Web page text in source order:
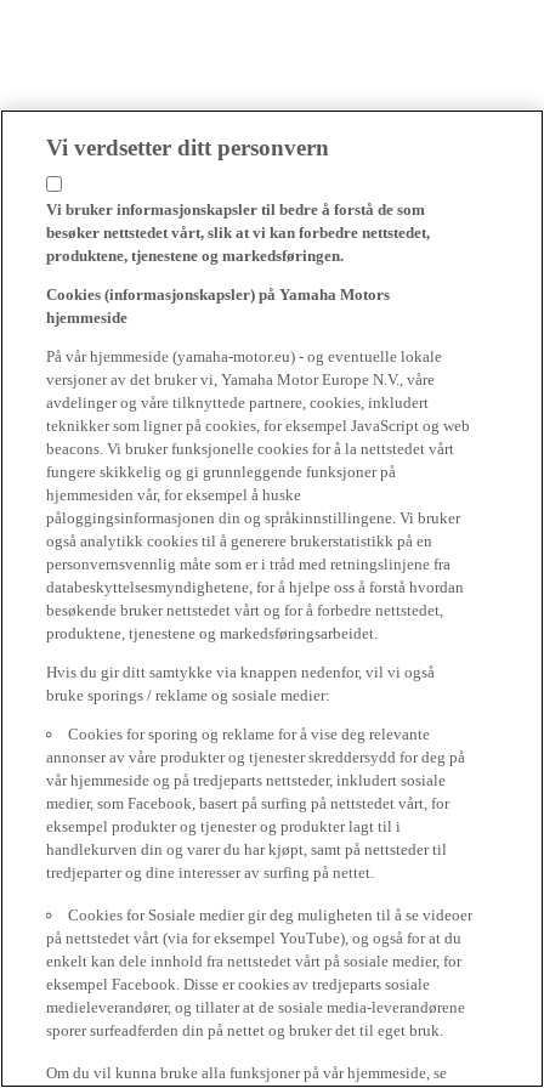
Vi verdsetter ditt personvern
Vi bruker informasjonskapsler til bedre å forstå de som
besøker nettstedet vårt, slik at vi kan forbedre nettstedet,
produktene, tjenestene og markedsføringen.
Cookies (informasjonskapsler) på Yamaha Motors
hjemmeside
På vår hjemmeside (yamaha-motor.eu) - og eventuelle lokale
versjoner av det bruker vi, Yamaha Motor Europe N.V., våre
avdelinger og våre tilknyttede partnere, cookies, inkludert
teknikker som ligner på cookies, for eksempel JavaScript og web
beacons. Vi bruker funksjonelle cookies for å la nettstedet vårt
fungere skikkelig og gi grunnleggende funksjoner på
hjemmesiden vår, for eksempel å huske
påloggingsinformasjonen din og språkinnstillingene. Vi bruker
også analytikk cookies til å generere brukerstatistikk på en
personvernsvennlig måte som er i tråd med retningslinjene fra
databeskyttelsesmyndighetene, for å hjelpe oss å forstå hvordan
besøkende bruker nettstedet vårt og for å forbedre nettstedet,
produktene, tjenestene og markedsføringsarbeidet.
Hvis du gir ditt samtykke via knappen nedenfor, vil vi også
bruke sporings / reklame og sosiale medier:
Cookies for sporing og reklame for å vise deg relevante
annonser av våre produkter og tjenester skreddersydd for deg på
vår hjemmeside og på tredjeparts nettsteder, inkludert sosiale
medier, som Facebook, basert på surfing på nettstedet vårt, for
eksempel produkter og tjenester og produkter lagt til i
handlekurven din og varer du har kjøpt, samt på nettsteder til
tredjeparter og dine interesser av surfing på nettet.
Cookies for Sosiale medier gir deg muligheten til å se videoer
på nettstedet vårt (via for eksempel YouTube), og også for at du
enkelt kan dele innhold fra nettstedet vårt på sosiale medier, for
eksempel Facebook. Disse er cookies av tredjeparts sosiale
medieleverandører, og tillater at de sosiale media-leverandørene
sporer surfeadferden din på nettet og bruker det til eget bruk.
Om du vil kunna bruke alla funksjoner på vår hjemmeside, se